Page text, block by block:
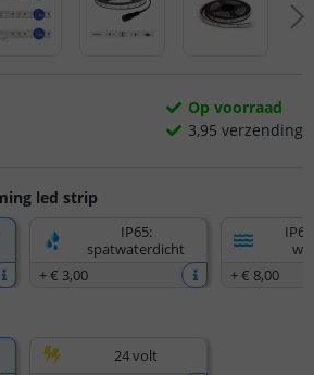
led strip
IP65:
spatwaterdicht
+€ 3,00
+€ 8,00
24 volt
Op voorraad
3,95 verzending